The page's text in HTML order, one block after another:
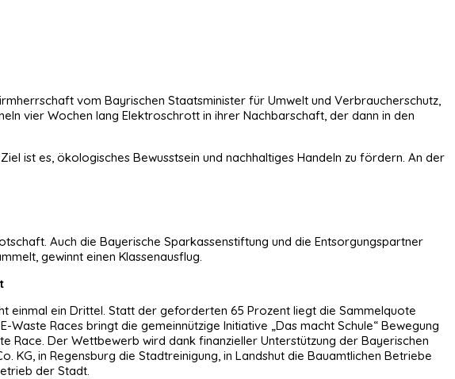
vom Bayrischen Staatsminister für Umwelt und Verbraucherschutz,
vier Wochen lang Elektroschrott in ihrer Nachbarschaft, der dann in den
ist es, ökologisches Bewusstsein und nachhaltiges Handeln zu fördern. An der
Auch die Bayerische Sparkassenstiftung und die Entsorgungspartner
gewinnt einen Klassenausflug.
einmal ein Drittel. Statt der geforderten 65 Prozent liegt die Sammelquote
Waste Races bringt die gemeinnützige Initiative „Das macht Schule“ Bewegung
Race. Der Wettbewerb wird dank finanzieller Unterstützung der Bayerischen
KG, in Regensburg die Stadtreinigung, in Landshut die Bauamtlichen Betriebe
der Stadt.